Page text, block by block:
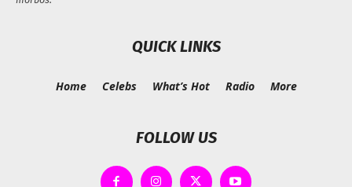
QUICK LINKS
Home Celebs What’s Hot Radio More
FOLLOW US